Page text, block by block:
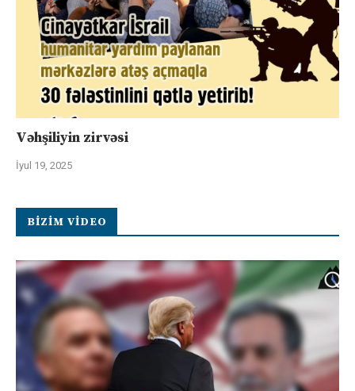
Vəhşiliyin zirvəsi
İyul 19, 2025
BIZIM VIDEO